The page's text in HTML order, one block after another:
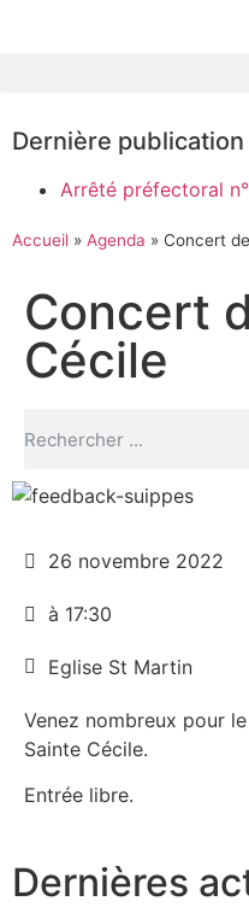
Dernière publication
Arrêté préfectoral
Accueil » Agenda » Concert
Concert
Cécile
Venez nombreux pour
Sainte Cécile.
Entrée libre.
26 novembre 2022
à 17:30
Eglise St Martin
Dernières